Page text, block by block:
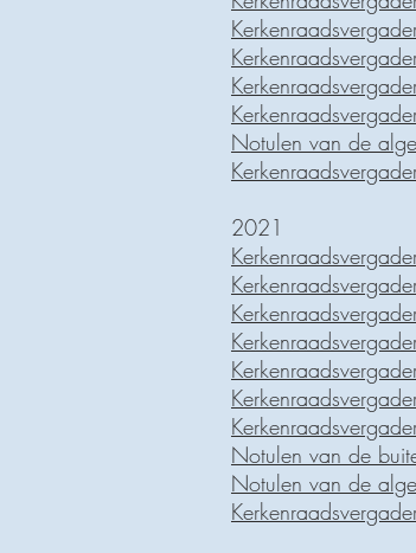
Notulen van de
2021
Notulen van de
Notulen van de